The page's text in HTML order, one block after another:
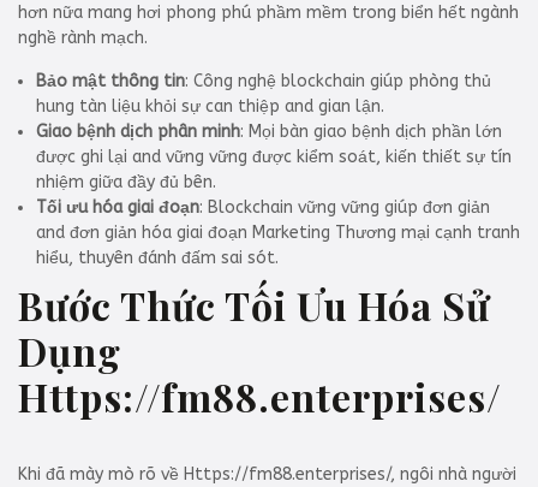
hơn nữa mang hơi phong phú phầm mềm trong biển hết ngành
nghề rành mạch.
Bảo mật thông tin: Công nghệ blockchain giúp phòng thủ
hung tàn liệu khỏi sự can thiệp and gian lận.
Giao bệnh dịch phân minh: Mọi bàn giao bệnh dịch phần lớn
được ghi lại and vững vững được kiểm soát, kiến thiết sự tín
nhiệm giữa đầy đủ bên.
Tối ưu hóa giai đoạn: Blockchain vững vững giúp đơn giản
and đơn giản hóa giai đoạn Marketing Thương mại cạnh tranh
hiểu, thuyên đánh đấm sai sót.
Bước Thức Tối Ưu Hóa Sử
Dụng
Https://fm88.enterprises/
Khi đã mày mò rõ về Https://fm88.enterprises/, ngôi nhà người